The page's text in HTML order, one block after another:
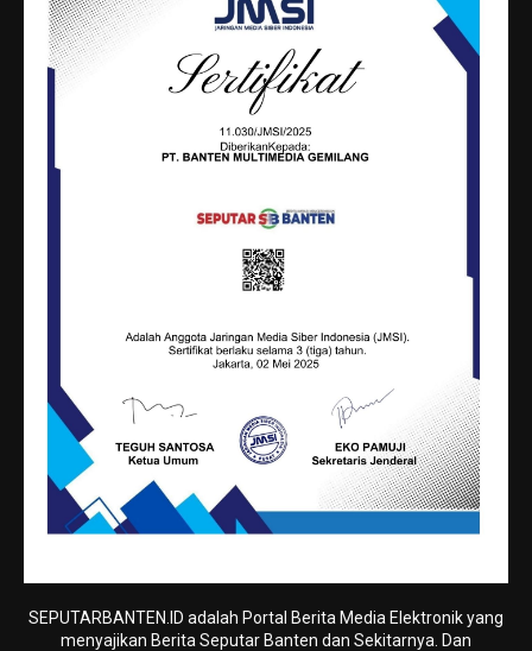
SEPUTARBANTEN.ID adalah Portal Berita Media Elektronik yang
menyajikan Berita Seputar Banten dan Sekitarnya. Dan